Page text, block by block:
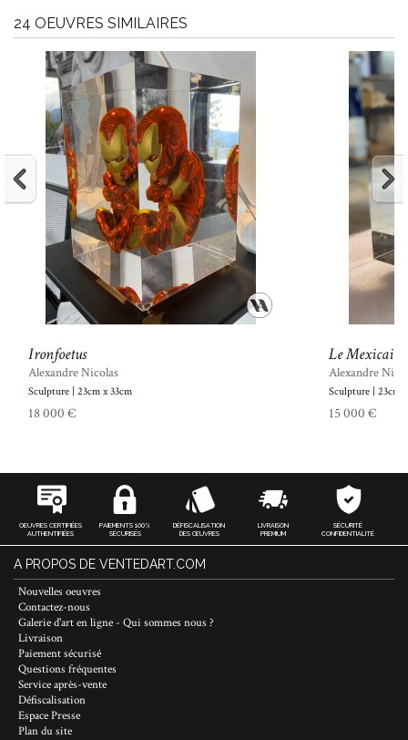
24 OEUVRES SIMILAIRES
Ironfoetus
Alexandre Nicolas
Sculpture | 23cm x 33cm
18 000 €
Le Mexicain
Alexandre
Sculpture | 23cm
15 000 €
OEUVRES CERTIFIÉES
AUTHENTIFIÉES
PAIEMENTS 100%
SÉCURISÉS
DÉFISCALISATION
DES ŒUVRES
LIVRAISON
PREMIUM
SÉCURITÉ
CONFIDENTIALITÉ
A PROPOS DE VENTEDART.COM
Nouvelles oeuvres
Contactez-nous
Galerie d'art en ligne - Qui sommes nous ?
Livraison
Paiement sécurisé
Questions fréquentes
Service après-vente
Défiscalisation
Espace Presse
Plan du site